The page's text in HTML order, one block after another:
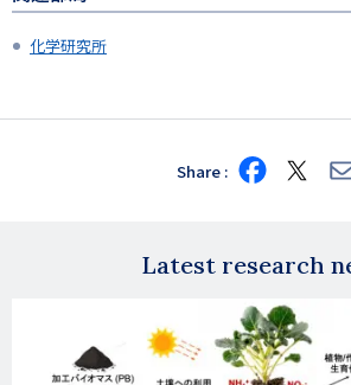
化学研究所
Share Share
on
Share
on
Latest research